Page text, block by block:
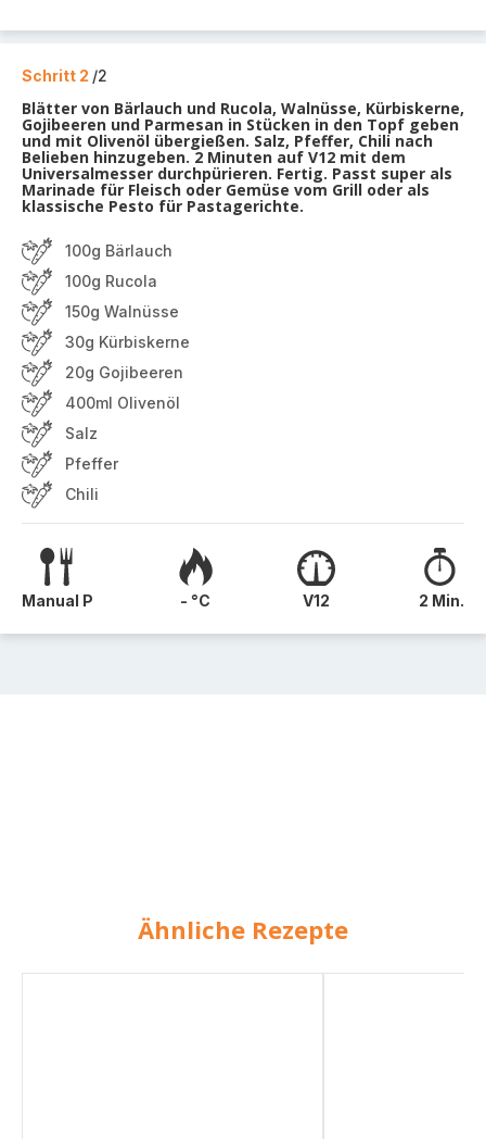
Schritt 2 /2
Blätter von Bärlauch und Rucola, Walnüsse, Kürbiskerne,
Gojibeeren und Parmesan in Stücken in den Topf geben
und mit Olivenöl übergießen. Salz, Pfeffer, Chili nach
Belieben hinzugeben. 2 Minuten auf V12 mit dem
Universalmesser durchpürieren. Fertig. Passt super als
Marinade für Fleisch oder Gemüse vom Grill oder als
klassische Pesto für Pastagerichte.
100g Bärlauch
100g Rucola
150g Walnüsse
30g Kürbiskerne
20g Gojibeeren
400ml Olivenöl
Salz
Pfeffer
Chili
Manual P - °C V12 2 Min.
Ähnliche Rezepte